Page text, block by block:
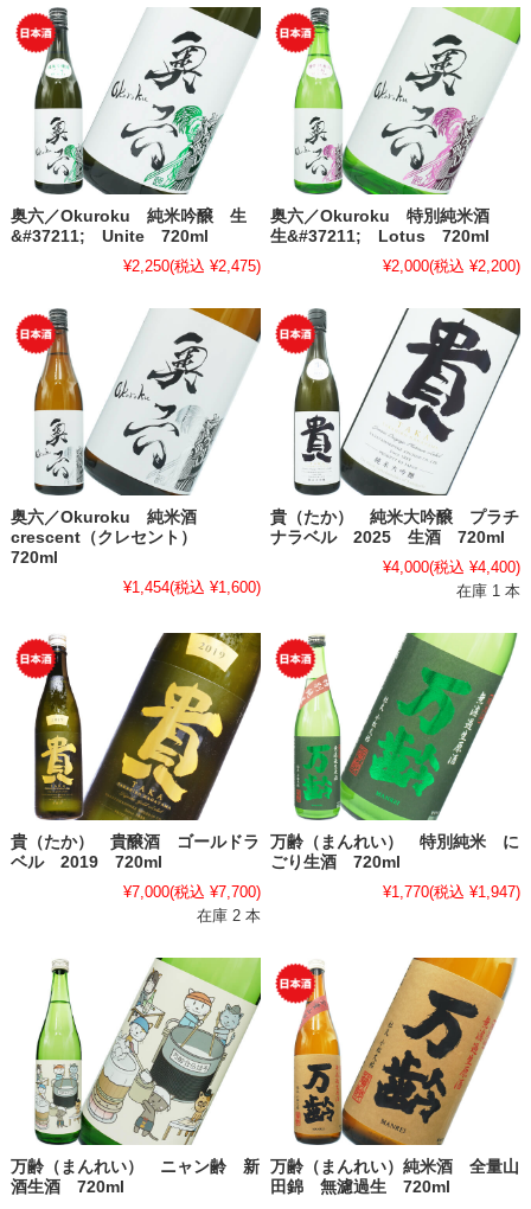
奥六／Okuroku 純米吟醸 生
&#37211; Unite 720ml
¥2,250(税込 ¥2,475)
奥六／Okuroku 特別純米酒
生&#37211; Lotus 720ml
¥2,000(税込 ¥2,200)
奥六／Okuroku 純米酒
crescent（クレセント）
720ml
¥1,454(税込 ¥1,600)
貴（たか） 純米大吟醸 プラチ
ナラベル 2025 生酒 720ml
¥4,000(税込 ¥4,400)
在庫 1 本
貴（たか） 貴醸酒 ゴールドラ
ベル 2019 720ml
¥7,000(税込 ¥7,700)
在庫 2 本
万齢（まんれい） 特別純米 に
ごり生酒 720ml
¥1,770(税込 ¥1,947)
万齢（まんれい） ニャン齢 新
酒生酒 720ml
万齢（まんれい）純米酒 全量山
田錦 無濾過生 720ml